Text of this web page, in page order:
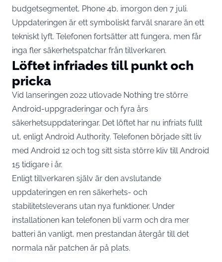
budgetsegmentet, Phone 4b, imorgon den 7 juli.
Uppdateringen är ett symboliskt farväl snarare än ett
tekniskt lyft. Telefonen fortsätter att fungera, men får
inga fler säkerhetspatchar från tillverkaren.
Löftet infriades till punkt och
pricka
Vid lanseringen 2022 utlovade Nothing tre större
Android-uppgraderingar och fyra års
säkerhetsuppdateringar. Det löftet har nu infriats fullt
ut, enligt Android Authority. Telefonen började sitt liv
med Android 12 och tog sitt sista större kliv till Android
15 tidigare i år.
Enligt tillverkaren själv är den avslutande
uppdateringen en ren säkerhets- och
stabilitetsleverans utan nya funktioner. Under
installationen kan telefonen bli varm och dra mer
batteri än vanligt, men prestandan återgår till det
normala när patchen är på plats.